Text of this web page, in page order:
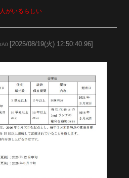
がいるらしい
[2025/08/19(火) 12:50:40.96]